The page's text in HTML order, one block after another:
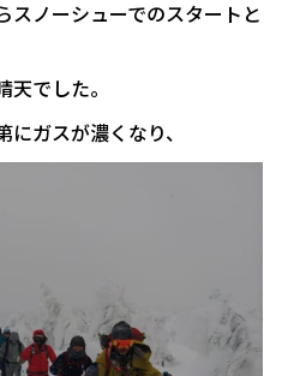
スノーシューでのスタートと
でした。
ガスが濃くなり、